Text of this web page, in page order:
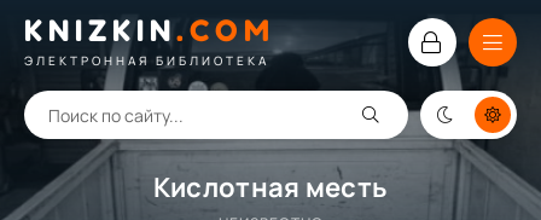
KNIZKIN. COM
ЭЛЕКТРОННАЯ БИБЛИОТЕКА
Кислотная месть